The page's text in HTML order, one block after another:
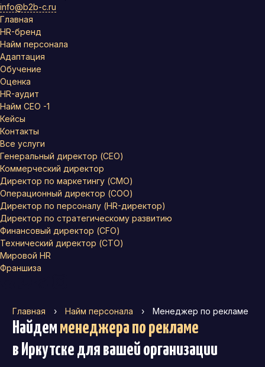
info@b2b-c.ru
Главная
HR-бренд
Найм персонала
Адаптация
Обучение
Оценка
HR-аудит
Найм СЕО -1
Кейсы
Контакты
Все услуги
Генеральный директор (CEO)
Коммерческий директор
Директор по маркетингу (CMO)
Операционный директор (COO)
Директор по персоналу (HR-директор)
Директор по стратегическому развитию
Финансовый директор (CFO)
Технический директор (CTO)
Мировой HR
Франшиза
Главная › Найм персонала › Менеджер по рекламе
Найдем менеджера по рекламе
в Иркутске для вашей организации